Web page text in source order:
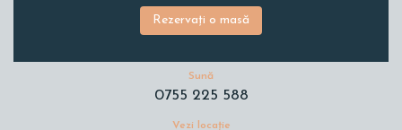
Rezervați o masă
Sună
0755 225 588
Vezi locație